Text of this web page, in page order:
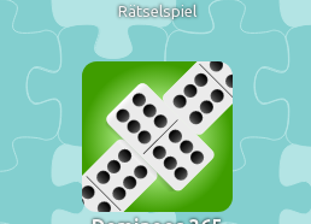
Rätselspiel